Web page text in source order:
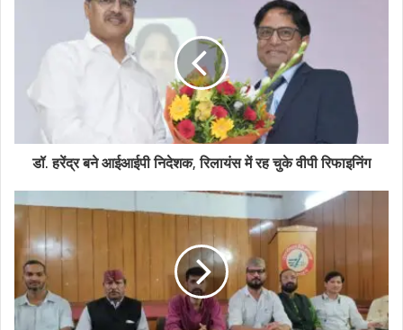
डॉ. हरेंद्र बने आईआईपी निदेशक, रिलायंस में रह चुके वीपी रिफाइनिंग